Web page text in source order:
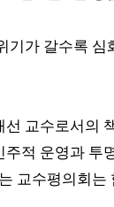
기가 갈수록
교수로서의
적 운영과 투
교수평의회